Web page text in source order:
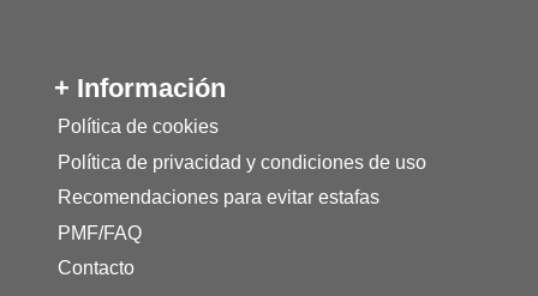
+ Información
Política de cookies
Política de privacidad y condiciones de uso
Recomendaciones para evitar estafas
PMF/FAQ
Contacto